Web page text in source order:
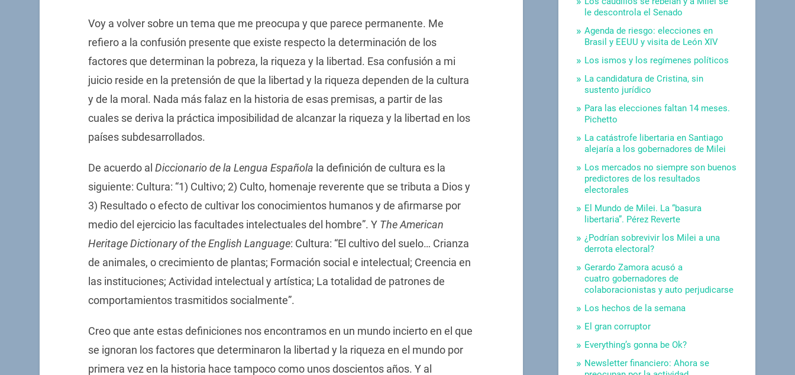
Voy a volver sobre un tema que me preocupa y que parece permanente. Me
refiero a la confusión presente que existe respecto la determinación de los
factores que determinan la pobreza, la riqueza y la libertad. Esa confusión a mi
juicio reside en la pretensión de que la libertad y la riqueza dependen de la cultura
y de la moral. Nada más falaz en la historia de esas premisas, a partir de las
cuales se deriva la práctica imposibilidad de alcanzar la riqueza y la libertad en los
países subdesarrollados.
De acuerdo al Diccionario de la Lengua Española la definición de cultura es la
siguiente: Cultura: “1) Cultivo; 2) Culto, homenaje reverente que se tributa a Dios y
3) Resultado o efecto de cultivar los conocimientos humanos y de afirmarse por
medio del ejercicio las facultades intelectuales del hombre”. Y The American
Heritage Dictionary of the English Language: Cultura: “El cultivo del suelo… Crianza
de animales, o crecimiento de plantas; Formación social e intelectual; Creencia en
las instituciones; Actividad intelectual y artística; La totalidad de patrones de
comportamientos trasmitidos socialmente”.
Creo que ante estas definiciones nos encontramos en un mundo incierto en el que
se ignoran los factores que determinaron la libertad y la riqueza en el mundo por
primera vez en la historia hace tampoco como unos doscientos años. Y al
le descontrola el Senado
Agenda de riesgo: elecciones en
Brasil y EEUU y visita de León XIV
Los ismos y los regímenes políticos
La candidatura de Cristina, sin
sustento jurídico
Para las elecciones faltan 14 meses.
Pichetto
La catástrofe libertaria en Santiago
alejaría a los gobernadores de Milei
Los mercados no siempre son buenos
predictores de los resultados
electorales
El Mundo de Milei. La “basura
libertaria”. Pérez Reverte
¿Podrían sobrevivir los Milei a una
derrota electoral?
Gerardo Zamora acusó a
cuatro gobernadores de
colaboracionistas y auto perjudicarse
Los hechos de la semana
El gran corruptor
Everything’s gonna be Ok?
Newsletter financiero: Ahora se